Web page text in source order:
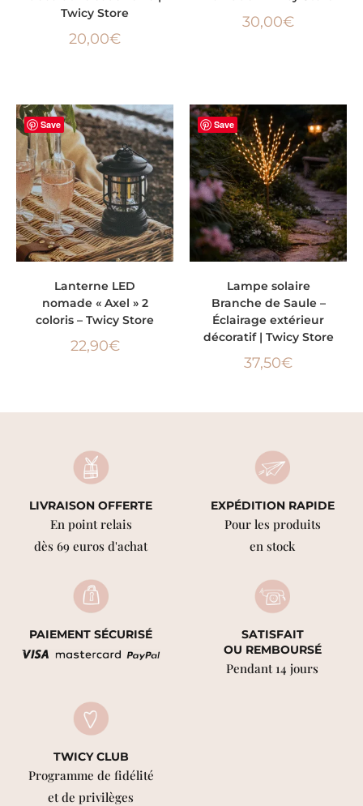
Twicy Store
20,00€
30,00€
Save
Lanterne LED
nomade « Axel » 2
coloris – Twicy Store
22,90€
Save
Lampe solaire
Branche de Saule –
Éclairage extérieur
décoratif | Twicy Store
37,50€
LIVRAISON OFFERTE
En point relais
dès 69 euros d'achat
EXPÉDITION RAPIDE
Pour les produits
en stock
PAIEMENT SÉCURISÉ
SATISFAIT
OU REMBOURSÉ
Pendant 14 jours
TWICY CLUB
Programme de fidélité
et de privilèges